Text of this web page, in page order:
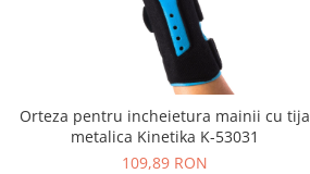
Orteza pentru incheietura mainii cu tija
metalica Kinetika K-53031
109,89 RON